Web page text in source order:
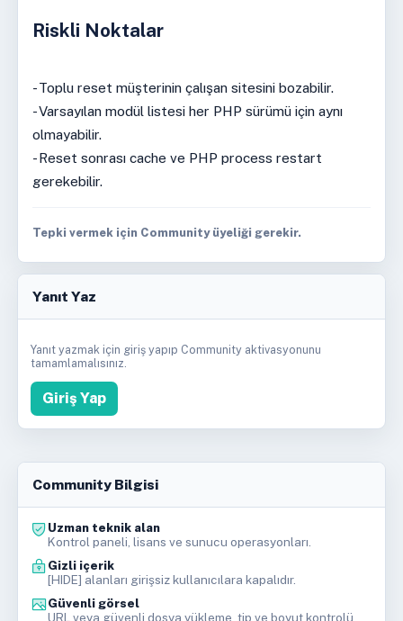
Riskli Noktalar
- Toplu reset müşterinin çalışan sitesini bozabilir.
- Varsayılan modül listesi her PHP sürümü için aynı
olmayabilir.
- Reset sonrası cache ve PHP process restart
gerekebilir.
Tepki vermek için Community üyeliği gerekir.
Yanıt Yaz
Yanıt yazmak için giriş yapıp Community aktivasyonunu
tamamlamalısınız.
Giriş Yap
Community Bilgisi
Uzman teknik alan
Kontrol paneli, lisans ve sunucu operasyonları.
Gizli içerik
[HIDE] alanları girişsiz kullanıcılara kapalıdır.
Güvenli görsel
URL veya güvenli dosya yükleme, tip ve boyut kontrolü.